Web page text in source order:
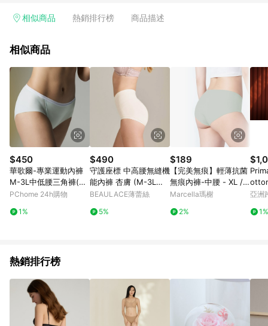
相似商品 熱銷排行榜 商品描述
相似商品
$450
華歌爾-專業運動內褲
M-3L中低腰三角褲(天
際藍) 搭配內褲-NS23
PChome 24h購物
1%
$490
守護座標 中高腰無縫機
能內褲 杏膚 (M-3L適
穿)【預購】
BEAULACE薄蕾絲
5%
$189
【完美無痕】輕薄抗菌
無痕內褲-中腰 - XL /
酪梨綠
Marcella瑪榭
2%
泳装
亞洲
1%
熱銷排行榜